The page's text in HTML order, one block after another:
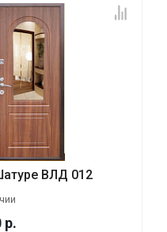
ВЛД 012
р.